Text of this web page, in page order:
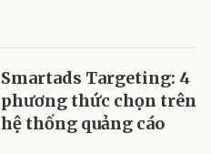
Smartads Targeting: 4
phương thức chọn trên
hệ thống quảng cáo